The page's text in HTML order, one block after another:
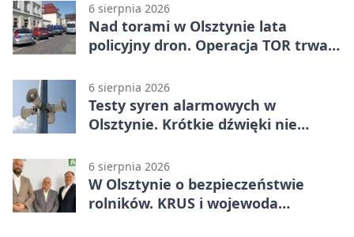
6 sierpnia 2026
Nad torami w Olsztynie lata
policyjny dron. Operacja TOR trwa
6 sierpnia 2026
Testy syren alarmowych w
Olsztynie. Krótkie dźwięki nie
6 sierpnia 2026
W Olsztynie o bezpieczeństwie
rolników. KRUS i wojewoda